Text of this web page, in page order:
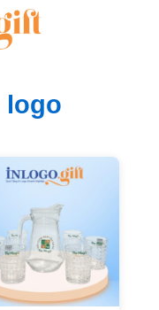
logo